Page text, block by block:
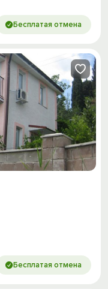
Бесплатая отмена
Бесплатая отмена